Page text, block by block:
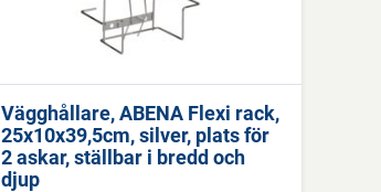
Vägghållare, ABENA Flexi rack,
25x10x39,5cm, silver, plats för
2 askar, ställbar i bredd och
djup